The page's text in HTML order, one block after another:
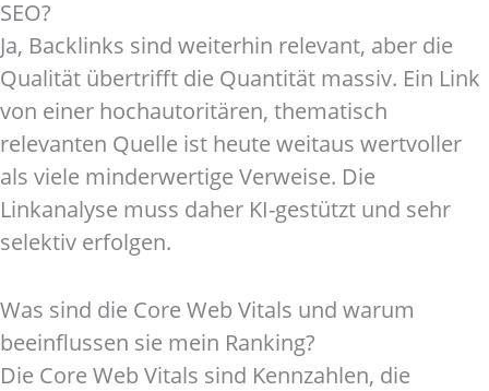
SEO?
Ja, Backlinks sind weiterhin relevant, aber die
Qualität übertrifft die Quantität massiv. Ein Link
von einer hochautoritären, thematisch
relevanten Quelle ist heute weitaus wertvoller
als viele minderwertige Verweise. Die
Linkanalyse muss daher KI-gestützt und sehr
selektiv erfolgen.
Was sind die Core Web Vitals und warum
beeinflussen sie mein Ranking?
Die Core Web Vitals sind Kennzahlen, die